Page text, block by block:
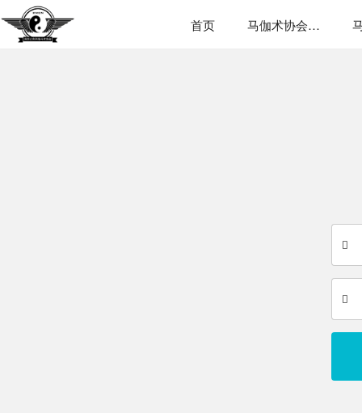
首页 马伽术协会简介